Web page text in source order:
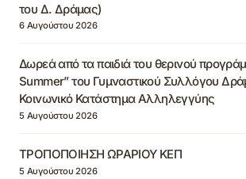
του Δ. Δράμας)
6 Αυγούστου 2026
Δωρεά από τα παιδιά του θερινού
Summer” του Γυμναστικού Συλλόγου
Κοινωνικό Κατάστημα Αλληλεγγύης
5 Αυγούστου 2026
ΤΡΟΠΟΠΟΙΗΣΗ ΩΡΑΡΙΟΥ ΚΕΠ
5 Αυγούστου 2026